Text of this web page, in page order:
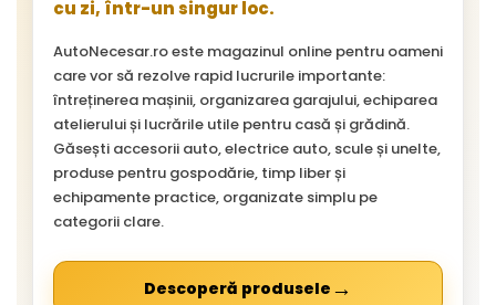
cu zi, într-un singur loc.
AutoNecesar.ro este magazinul online pentru oameni
care vor să rezolve rapid lucrurile importante:
întreținerea mașinii, organizarea garajului, echiparea
atelierului și lucrările utile pentru casă și grădină.
Găsești accesorii auto, electrice auto, scule și unelte,
produse pentru gospodărie, timp liber și
echipamente practice, organizate simplu pe
categorii clare.
Descoperă produsele →